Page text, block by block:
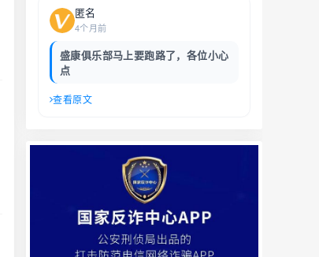
匿名
4个月前
盛康俱乐部马上要跑路了，各位小心
点
查看原文